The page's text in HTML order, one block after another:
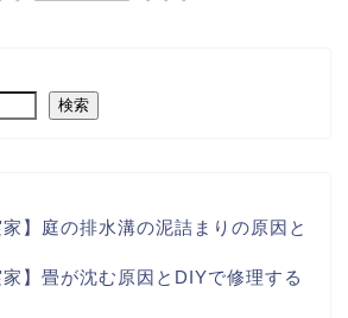
検索
家】庭の排水溝の泥詰まりの原因と
家】畳が沈む原因とDIYで修理する